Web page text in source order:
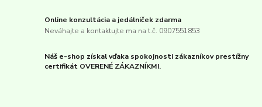
Online konzultácia a jedálniček zdarma
Neváhajte a kontaktujte ma na t.č. 0907551853
Náš e-shop získal vďaka spokojnosti zákazníkov prestížny
certifikát OVERENÉ ZÁKAZNÍKMI.